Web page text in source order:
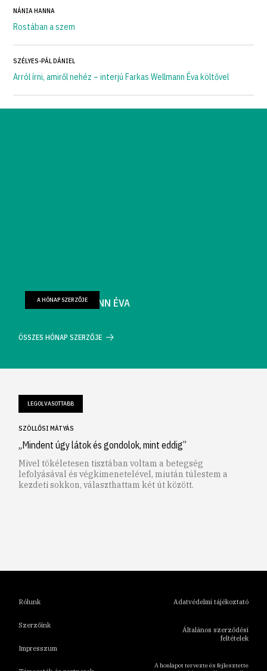
NÁNIA HANNA
Rostában a szem
SZÉLYES-PÁL DÁNIEL
Arról írni, amiről nehéz – interjú Farkas Wellmann Éva költővel
FARKAS WELLMANN ÉVA
A HÓNAP SZERZŐJE
ÖSSZES HÓNAP SZERZŐJE
LEGOLVASOTTABB
SZÖLLŐSI MÁTYÁS
„Mindent úgy látok és gondolok, mint eddig”
Mivel tökéletesen tisztában voltam a betegség
lefolyásával és végkimenetelével, miután túlestem a
kezdeti sokkon, választhattam két út között.
Rólunk
Szerzőink
Impresszum
Adatvédelmi tájékoztató
Általános szerződési
feltételek
A honlapot tervezte és fejlesztette